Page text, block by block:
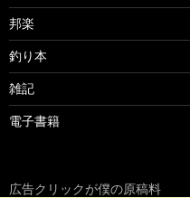
邦楽
釣り本
雑記
電子書籍
広告クリックが僕の原稿料